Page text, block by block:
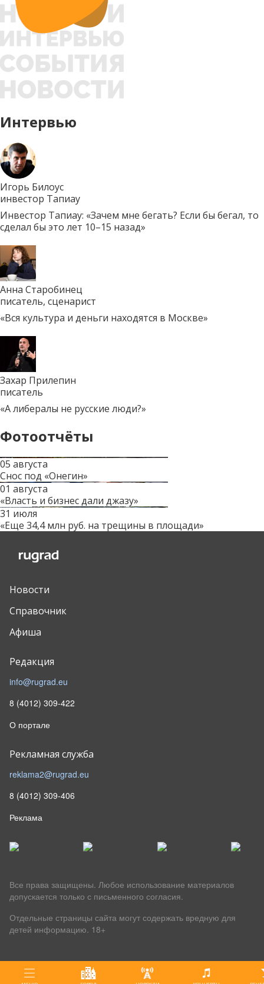
Интервью
Игорь Билоус
инвестор Тапиау
Инвестор Тапиау: «Зачем мне бегать? Если бы бегал, то
сделал бы это лет 10–15 назад»
Анна Старобинец
писатель, сценарист
«Вся культура и деньги находятся в Москве»
Захар Прилепин
писатель
«А либералы не русские люди?»
Фотоотчёты
05 августа
Снос под «Онегин»
01 августа
«Власть и бизнес дали джазу»
31 июля
«Еще 34,4 млн руб. на трещины в площади»
Новости
Справочник
Афиша
Редакция
info@rugrad.eu
8 (4012) 309-422
О портале
Рекламная служба
reklama2@rugrad.eu
8 (4012) 309-406
Реклама
Все права защищены. Любое использование материалов
допускается только с письменного согласия.
Отдельные страницы сайта могут содержать вредную для
детей информацию. 18+